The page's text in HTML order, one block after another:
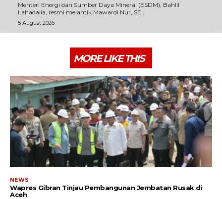
Menteri Energi dan Sumber Daya Mineral (ESDM), Bahlil
Lahadalia, resmi melantik Mawardi Nur, SE...
5 August 2026
MORE LIKE THIS
NEWS
Wapres Gibran Tinjau Pembangunan Jembatan Rusak di
Aceh